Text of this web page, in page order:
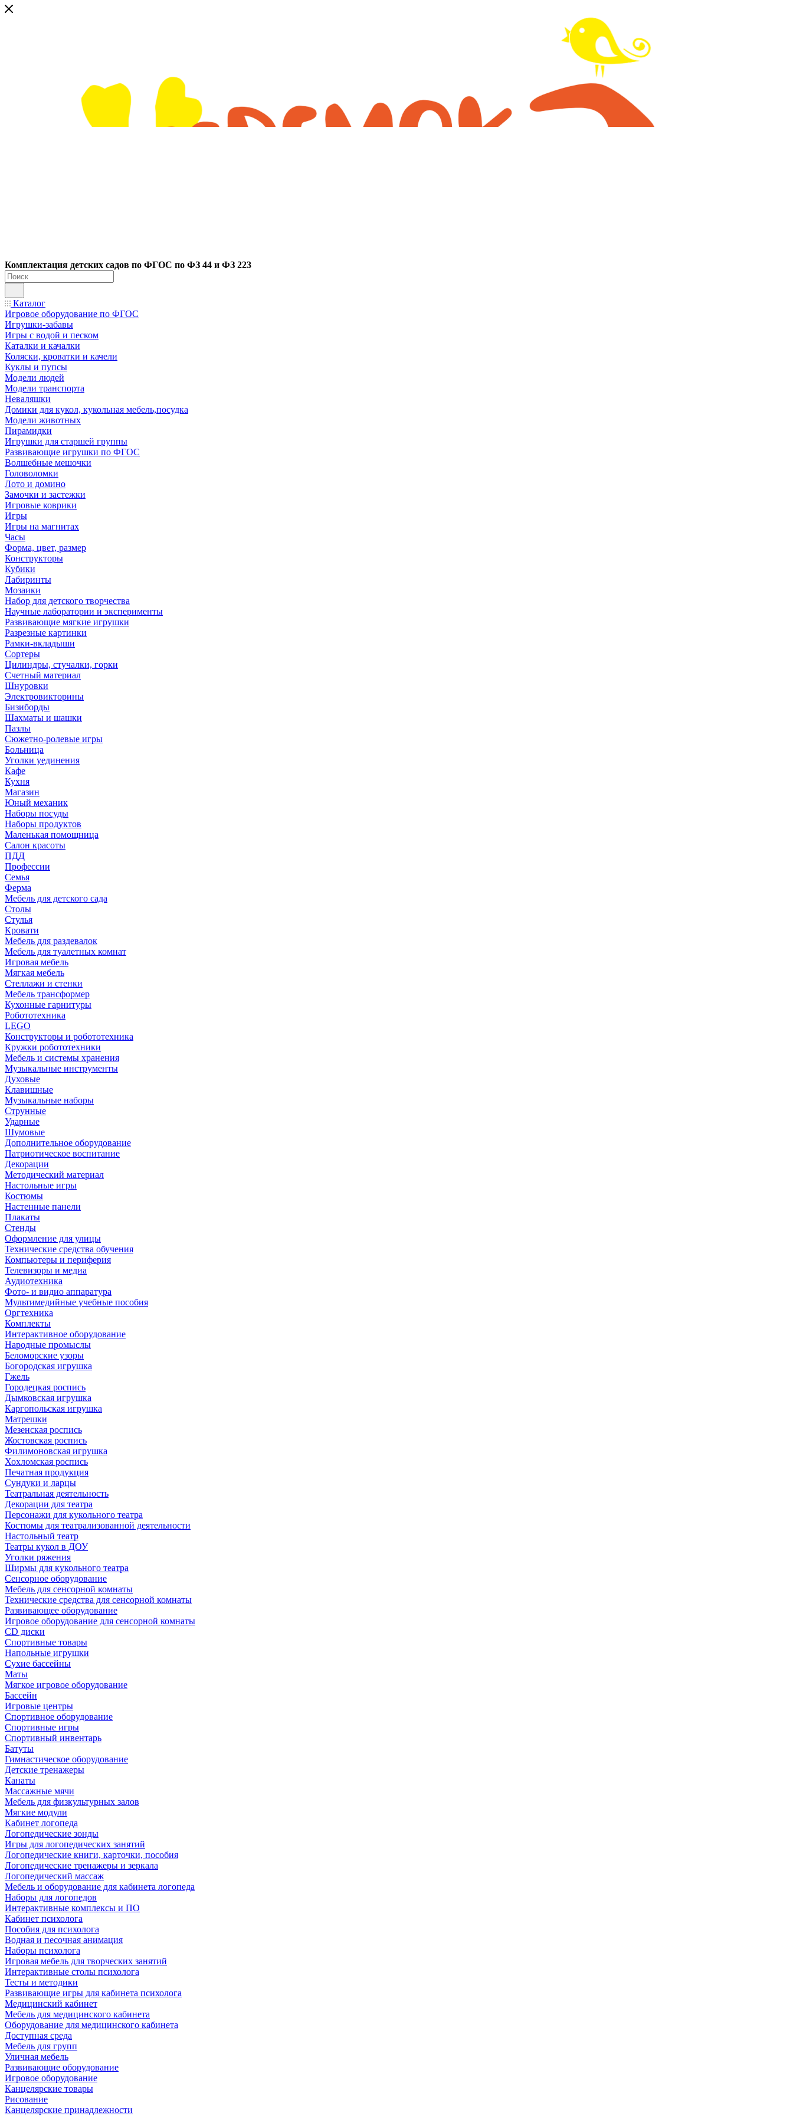
Комплектация детских садов по ФГОC по ФЗ 44 и ФЗ 223
Каталог
Игровое оборудование по ФГОС
Игрушки-забавы
Игры с водой и песком
Каталки и качалки
Коляски, кроватки и качели
Куклы и пупсы
Модели людей
Модели транспорта
Неваляшки
Домики для кукол, кукольная мебель,посудка
Модели животных
Пирамидки
Игрушки для старшей группы
Развивающие игрушки по ФГОС
Волшебные мешочки
Головоломки
Лото и домино
Замочки и застежки
Игровые коврики
Игры
Игры на магнитах
Часы
Форма, цвет, размер
Конструкторы
Кубики
Лабиринты
Мозаики
Набор для детского творчества
Научные лаборатории и эксперименты
Развивающие мягкие игрушки
Разрезные картинки
Рамки-вкладыши
Сортеры
Цилиндры, стучалки, горки
Счетный материал
Шнуровки
Электровикторины
Бизиборды
Шахматы и шашки
Пазлы
Сюжетно-ролевые игры
Больница
Уголки уединения
Кафе
Кухня
Магазин
Юный механик
Наборы посуды
Наборы продуктов
Маленькая помощница
Салон красоты
ПДД
Профессии
Семья
Ферма
Мебель для детского сада
Столы
Cтулья
Кровати
Мебель для раздевалок
Мебель для туалетных комнат
Игровая мебель
Мягкая мебель
Стеллажи и стенки
Мебель трансформер
Кухонные гарнитуры
Робототехника
LEGO
Конструкторы и робототехника
Кружки робототехники
Мебель и системы хранения
Музыкальные инструменты
Духовые
Клавишные
Музыкальные наборы
Струнные
Ударные
Шумовые
Дополнительное оборудование
Патриотическое воспитание
Декорации
Методический материал
Настольные игры
Костюмы
Настенные панели
Плакаты
Стенды
Оформление для улицы
Технические средства обучения
Компьютеры и периферия
Телевизоры и медиа
Аудиотехника
Фото- и видио аппаратура
Мультимедийные учебные пособия
Оргтехника
Комплекты
Интерактивное оборудование
Народные промыслы
Беломорские узоры
Богородская игрушка
Гжель
Городецкая роспись
Дымковская игрушка
Каргопольская игрушка
Матрешки
Мезенская роспись
Жостовская роспись
Филимоновская игрушка
Хохломская роспись
Печатная продукция
Сундуки и ларцы
Театральная деятельность
Декорации для театра
Персонажи для кукольного театра
Костюмы для театрализованной деятельности
Настольный театр
Театры кукол в ДОУ
Уголки ряжения
Ширмы для кукольного театра
Сенсорное оборудование
Мебель для сенсорной комнаты
Технические средства для сенсорной комнаты
Развивающее оборудование
Игровое оборудование для сенсорной комнаты
CD диски
Спортивные товары
Напольные игрушки
Сухие бассейны
Маты
Мягкое игровое оборудование
Бассейн
Игровые центры
Спортивное оборудование
Спортивные игры
Спортивный инвентарь
Батуты
Гимнастическое оборудование
Детские тренажеры
Канаты
Массажные мячи
Мебель для физкультурных залов
Мягкие модули
Кабинет логопеда
Логопедические зонды
Игры для логопедических занятий
Логопедические книги, карточки, пособия
Логопедические тренажеры и зеркала
Логопедический массаж
Мебель и оборудование для кабинета логопеда
Наборы для логопедов
Интерактивные комплексы и ПО
Кабинет психолога
Пособия для психолога
Водная и песочная анимация
Наборы психолога
Игровая мебель для творческих занятий
Интерактивные столы психолога
Тесты и методики
Развивающие игры для кабинета психолога
Медицинский кабинет
Мебель для медицинского кабинета
Оборудование для медицинского кабинета
Доступная среда
Мебель для групп
Уличная мебель
Развивающие оборудование
Игровое оборудование
Канцелярские товары
Рисование
Канцелярские принадлежности